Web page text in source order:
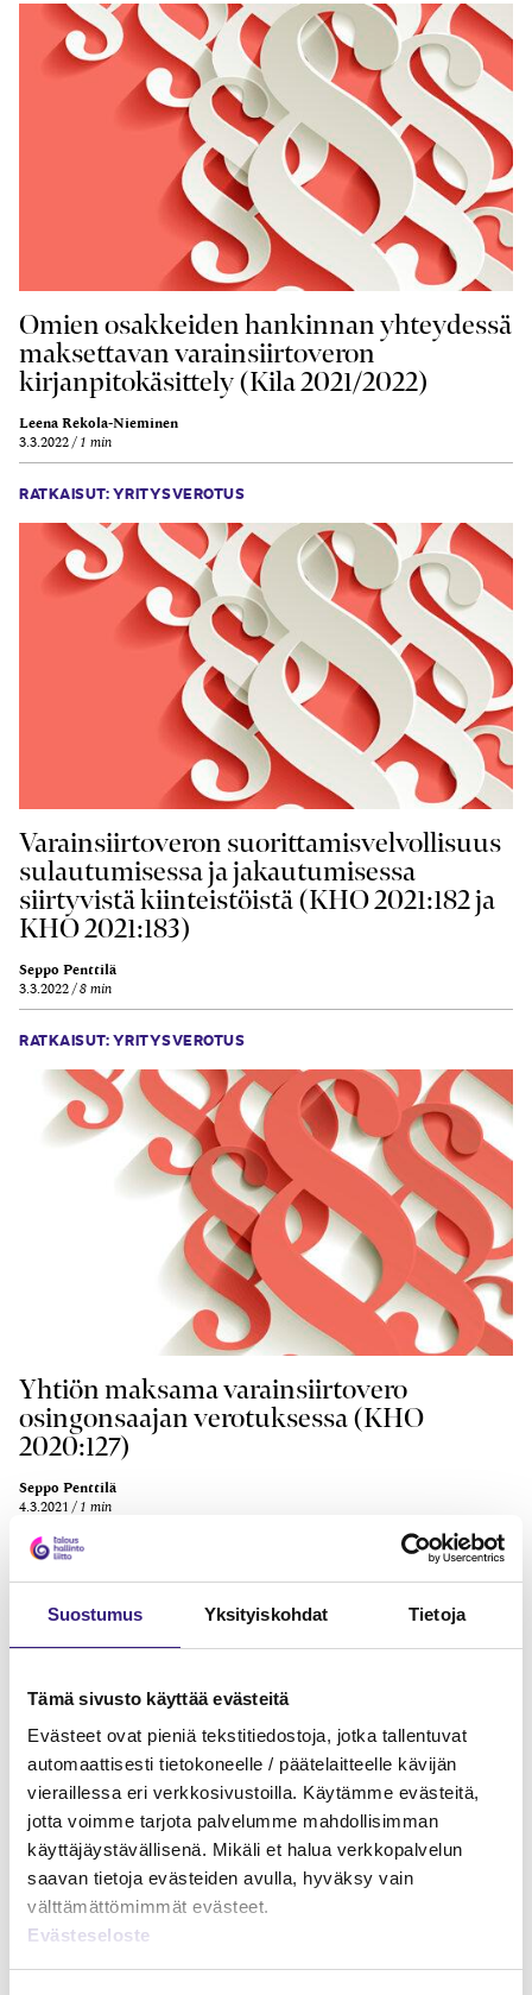
Suostumus Yksityiskohdat Tietoja
Tämä sivusto käyttää evästeitä
Evästeet ovat pieniä tekstitiedostoja, jotka tallentuvat
automaattisesti tietokoneelle / päätelaitteelle kävijän
vieraillessa eri verkkosivustoilla. Käytämme evästeitä,
jotta voimme tarjota palvelumme mahdollisimman
käyttäjäystävällisenä. Mikäli et halua verkkopalvelun
saavan tietoja evästeiden avulla, hyväksy vain
välttämättömimmät evästeet.
Evästeseloste
Omien osakkeiden hankinnan yhteydessä
maksettavan varainsiirtoveron
kirjanpitokäsittely (Kila 2021/2022)
Leena Rekola-Nieminen
3.3.2022 1 min
RATKAISUT: YRITYSVEROTUS
Varainsiirtoveron suorittamisvelvollisuus
sulautumisessa ja jakautumisessa
siirtyvistä kiinteistöistä (KHO 2021:182 ja
KHO 2021:183)
Seppo Penttilä
3.3.2022 8 min
RATKAISUT: YRITYSVEROTUS
Yhtiön maksama varainsiirtovero
osingonsaajan verotuksessa (KHO
2020:127)
Seppo Penttilä
4.3.2021
1 min
RATKAISUT: YRITYSVEROTUS
Osinkona luovutetuista osakkeista
suoritetun varainsiirtoveron
vähennyskelpoisuus osinkoa jakavan